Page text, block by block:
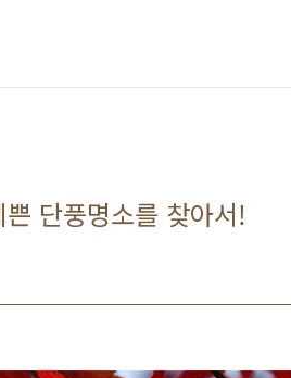
단풍명소를 찾아서!